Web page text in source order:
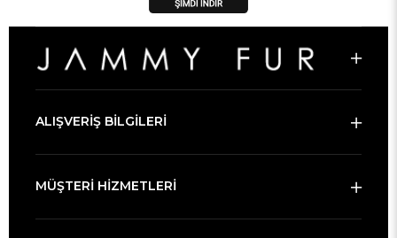
ALIŞVERİŞ BİLGİLERİ
MÜŞTERİ HİZMETLERİ